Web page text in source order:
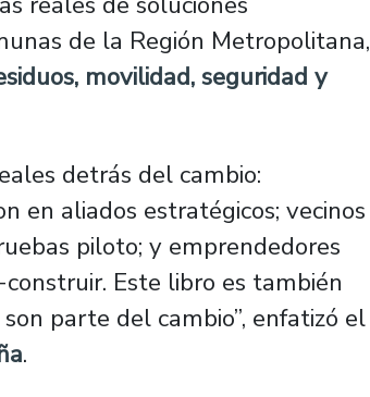
de la Región Metropolitana,
movilidad, seguridad y
detrás del cambio:
en aliados estratégicos; vecinos
piloto; y emprendedores
Este libro es también
parte del cambio”, enfatizó el
.